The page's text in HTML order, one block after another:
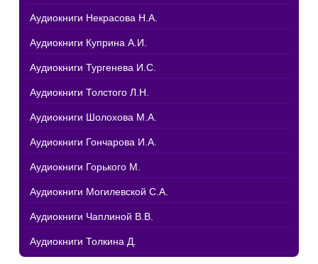
Аудиокниги Некрасова Н.А.
Аудиокниги Куприна А.И.
Аудиокниги Тургенева И.С.
Аудиокниги Толстого Л.Н.
Аудиокниги Шолохова М.А.
Аудиокниги Гончарова И.А.
Аудиокниги Горького М.
Аудиокниги Могилевской С.А.
Аудиокниги Чаплиной В.В.
Аудиокниги Толкина Д.